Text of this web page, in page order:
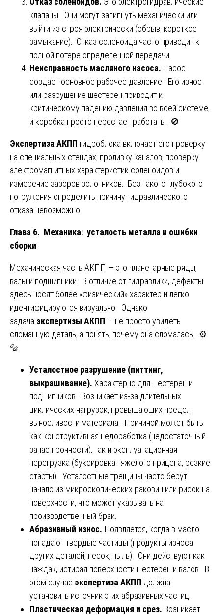
клапаны. Они могут залипнуть механически или
выйти из строя электрически (обрыв, короткое
замыкание). Отказ соленоида часто приводит к
полной потере определенной передачи.
Неисправность масляного насоса. Насос
создает основное рабочее давление. Его износ
или разрушение шестерен приводит к
критическому падению давления во всей системе,
и коробка просто перестает работать. 🚫
Экспертиза АКПП гидроблока включает его проверку
на специальных стендах, проливку каналов, проверку
электромагнитных характеристик соленоидов и
измерение зазоров золотников. Без такого глубокого
погружения определить причину гидравлического
отказа невозможно.
Глава 6. Механика: усталость металла и ошибки
сборки
Механическая часть АКПП — это планетарные ряды,
валы и подшипники. В отличие от гидравлики, дефекты
здесь носят более «физический» характер и легко
идентифицируются визуально. Однако
задача экспертизы АКПП — не просто увидеть
сломанную деталь, а понять, почему она сломалась. ⚙️
🔩
Усталостное разрушение (питтинг,
выкрашивание). Характерно для шестерен и
подшипников. Возникает из-за длительных
циклических нагрузок, превышающих предел
выносливости материала. Причиной может быть
как конструктивная недоработка (недостаточный
запас прочности), так и эксплуатационная
перегрузка (буксировка тяжелого прицепа, резкие
старты). Усталостные трещины часто берут
начало из микроскопических раковин или рисок на
поверхности, что может указывать на
производственный брак.
Абразивный износ. Появляется, когда в масло
попадают твердые частицы (продукты износа
других деталей, песок, пыль). Они действуют как
наждак, истирая поверхности шестерен и валов. В
этом случае экспертиза АКПП должна
установить источник этих абразивных частиц.
Пластическая деформация и срез. Возникает